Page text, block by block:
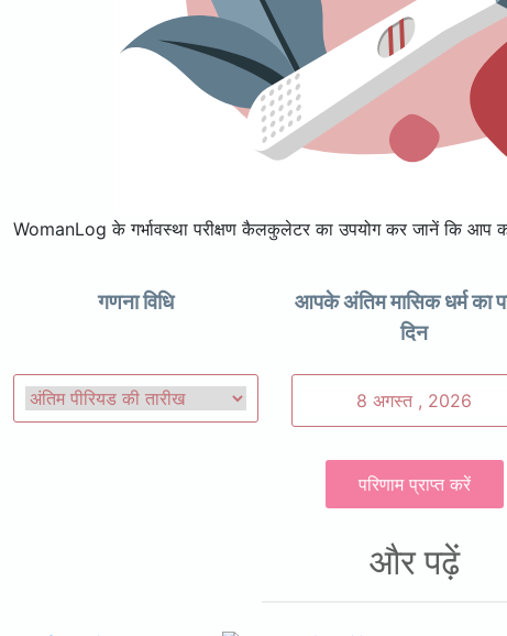
WomanLog के गर्भावस्था परीक्षण कैलकुलेटर का उपयोग कर जानें कि आप
गणना विधि
आपके अंतिम मासिक धर्म का
दिन
परिणाम प्राप्त करें
और पढ़ें